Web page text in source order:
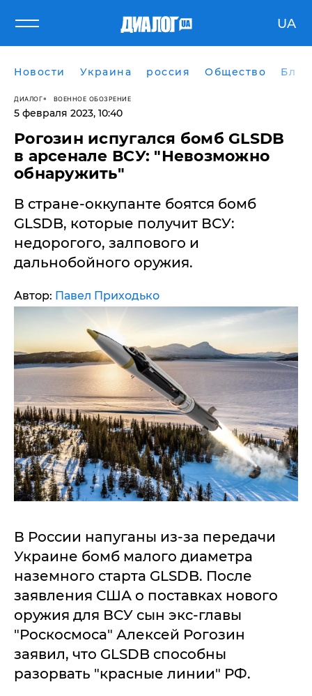
UA
Новости Украина россия Общество
ДИАЛОГ ВОЕННОЕ ОБОЗРЕНИЕ
5 февраля 2023, 10:40
Рогозин испугался бомб GLSDB
в арсенале ВСУ: "Невозможно
обнаружить"
В стране-оккупанте боятся бомб
GLSDB, которые получит ВСУ:
недорогого, залпового и
дальнобойного оружия.
Автор: Павел Приходько
В России напуганы из-за передачи
Украине бомб малого диаметра
наземного старта GLSDB. После
заявления США о поставках нового
оружия для ВСУ сын экс-главы
"Роскосмоса" Алексей Рогозин
заявил, что GLSDB способны
разорвать "красные линии" РФ.